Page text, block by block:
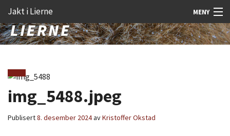
Jakt i Lierne MENY
Nyheter
Fangst
Åtejakt
innholdet
Forstørre
img_5488.jpeg
Publisert8. desember 2024avKristoffer Okstad